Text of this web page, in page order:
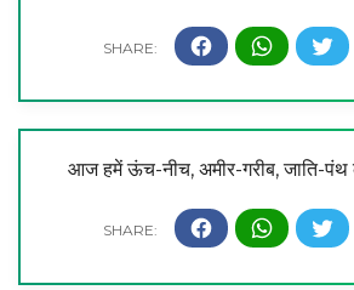
आज हमें ऊंच-नीच, अमीर-गरीब, जाति-पंथ